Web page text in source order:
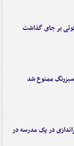
سبزرنگ ممنوع شد
در یک مدرسه در